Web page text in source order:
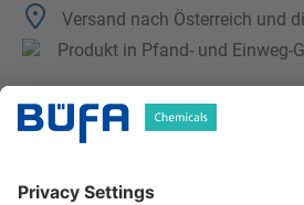
Versand nach Österreich und
Produkt in Pfand- und Einweg-
Technische